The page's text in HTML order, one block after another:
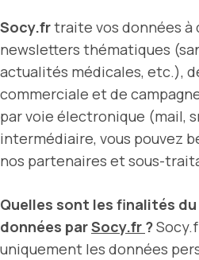
Socy.frtraite vos données à
newsletters thématiques
actualités médicales, etc.),
commerciale et de
par voie électronique (mail,
intermédiaire, vous pouvez
nos partenaires et sous-
Quelles sont les finalités
données parSocy.fr ?
uniquement les données